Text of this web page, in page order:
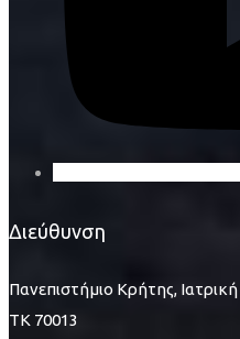
Διεύθυνση
Πανεπιστήμιο Κρήτης,
ΤΚ 70013